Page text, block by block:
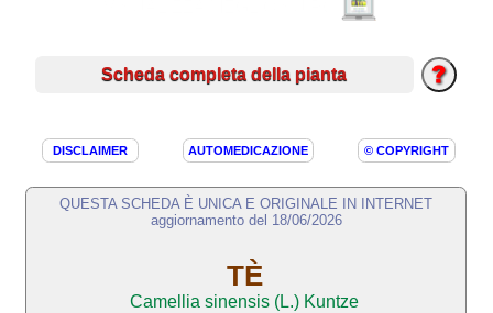
Scheda completa della pianta
DISCLAIMER AUTOMEDICAZIONE © COPYRIGHT
QUESTA SCHEDA È UNICA E ORIGINALE IN INTERNET
aggiornamento del 18/06/2026
TÈ
Camellia sinensis (L.) Kuntze